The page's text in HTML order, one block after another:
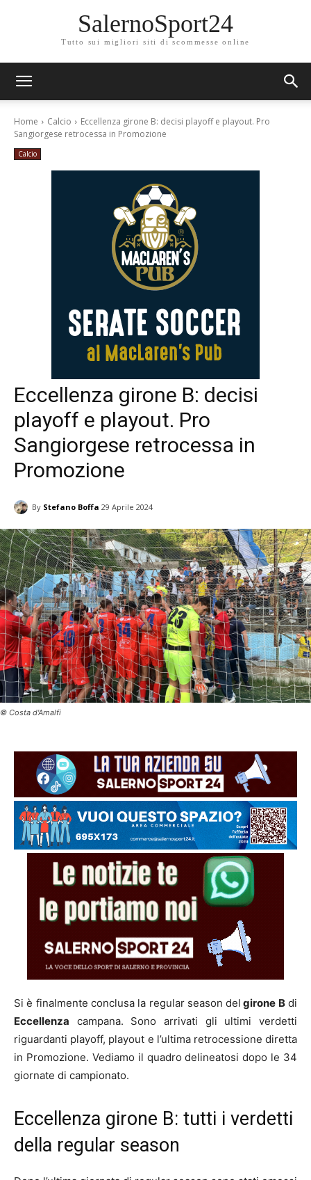
SalernoSport24
Tutto sui migliori siti di scommesse online
Home Calcio
Eccellenza girone B: decisi playoff e playout. Pro
Sangiorgese retrocessa in Promozione
Calcio
Eccellenza girone B: decisi
playoff e playout. Pro
Sangiorgese retrocessa in
Promozione
By Stefano Boffa 29 Aprile 2024
© Costa d'Amalfi
Si è finalmente conclusa la regular season del girone Bdi
Eccellenza campana. Sono arrivati gli ultimi verdetti
riguardanti playoff, playout e l’ultima retrocessione diretta
in Promozione. Vediamo il quadro delineatosi dopo le 34
giornate di campionato.
Eccellenza girone B: tutti i verdetti
della regular season